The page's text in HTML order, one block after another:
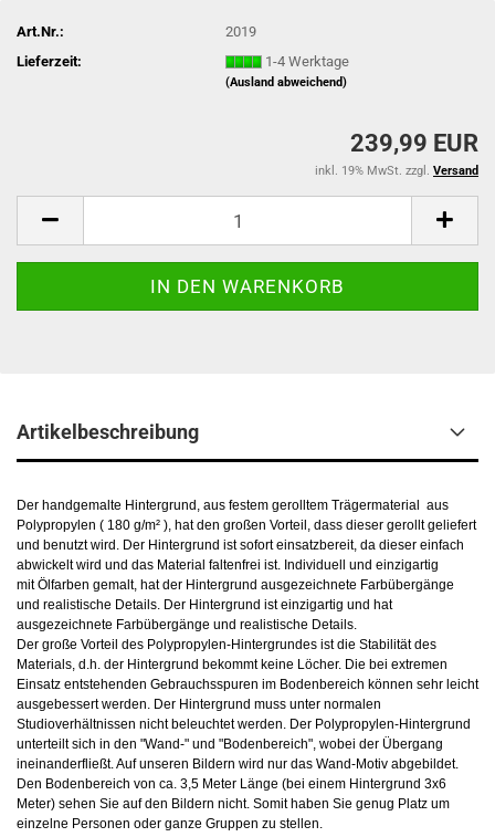
Art.Nr.:
2019
Lieferzeit:
1-4 Werktage
(Ausland abweichend)
239,99 EUR
inkl. 19% MwSt. zzgl. Versand
Artikelbeschreibung
Der handgemalte Hintergrund, aus festem gerolltem Trägermaterial aus
Polypropylen ( 180 g/m² ), hat den großen Vorteil, dass dieser gerollt geliefert
und benutzt wird. Der Hintergrund ist sofort einsatzbereit, da dieser einfach
abwickelt wird und das Material faltenfrei ist. Individuell und einzigartig
mit Ölfarben gemalt, hat der Hintergrund ausgezeichnete Farbübergänge
und realistische Details. Der Hintergrund ist einzigartig und hat
ausgezeichnete Farbübergänge und realistische Details.
Der große Vorteil des Polypropylen-Hintergrundes ist die Stabilität des
Materials, d.h. der Hintergrund bekommt keine Löcher. Die bei extremen
Einsatz entstehenden Gebrauchsspuren im Bodenbereich können sehr leicht
ausgebessert werden. Der Hintergrund muss unter normalen
Studioverhältnissen nicht beleuchtet werden. Der Polypropylen-Hintergrund
unterteilt sich in den "Wand-" und "Bodenbereich", wobei der Übergang
ineinanderfließt. Auf unseren Bildern wird nur das Wand-Motiv abgebildet.
Den Bodenbereich von ca. 3,5 Meter Länge (bei einem Hintergrund 3x6
Meter) sehen Sie auf den Bildern nicht. Somit haben Sie genug Platz um
einzelne Personen oder ganze Gruppen zu stellen.